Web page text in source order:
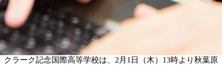
クラーク記念国際高等学校は、2月1日（木）13時より秋葉原